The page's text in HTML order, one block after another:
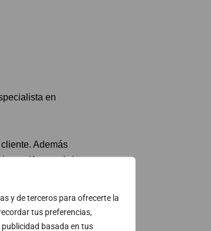
y de terceros para ofrecerte la
tus preferencias,
basada en tus
en
Además
(Amapro) de
la IAB México
que pionera en